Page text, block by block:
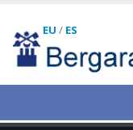
EU / ES